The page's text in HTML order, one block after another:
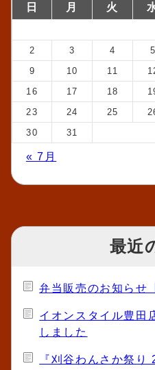
日 月 火
2
3 4 5
9
10 11
16
17 18
23
24 25
30
31
« 7月
最近
弁当販売のお知らせ
イオンスタイル豊田
しました
『刈谷わんさか祭